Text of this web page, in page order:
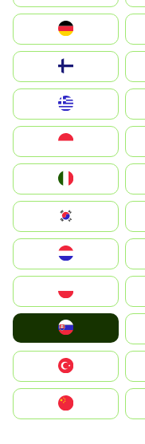
Deutschland
United Kingdom
Magyarország
South Korea
United States
中國香港特別行政區